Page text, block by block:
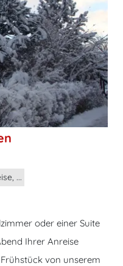
...
oder einer Suite
Ihrer Anreise
von unserem